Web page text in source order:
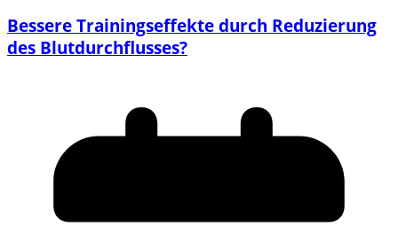
Bessere Trainingseffekte durch Reduzierung
des Blutdurchflusses?